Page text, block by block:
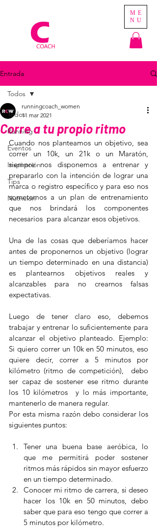
ME
NU
Entrada
Todos
Running
Eventos
Inspiración
Tips
Nutrición
Todos
Corre a tu propio ritmo
runningcoach_women
11 mar 2021
Cuando nos planteamos un objetivo, sea
correr un 10k, un 21k o un Maratón,
siempre nos disponemos a entrenar y
prepararlo con la intención de lograr una
marca o registro específico y para eso nos
sometemos a un plan de entrenamiento
que nos brindará los componentes
necesarios  para alcanzar esos objetivos.
Una de las cosas que deberíamos hacer
antes de proponernos un objetivo (lograr
un tiempo determinado en una distancia)
es plantearnos objetivos reales y
alcanzables para no crearnos falsas
expectativas.
Luego de tener claro eso, debemos
trabajar y entrenar lo suficientemente para
alcanzar el objetivo planteado. Ejemplo:
Si quiero correr un 10k en 50 minutos, eso
quiere decir, correr a 5 minutos por
kilómetro (ritmo de competición),  debo
ser capaz de sostener ese ritmo durante
los 10 kilómetros  y lo más importante,
mantenerlo de manera regular.
Por esta misma razón debo considerar los
siguientes puntos:
Tener una buena base aeróbica, lo
que me permitirá poder sostener
ritmos más rápidos sin mayor esfuerzo
en un tiempo determinado.
Conocer mi ritmo de carrera, si deseo
hacer los 10k en 50 minutos, debo
saber que para eso tengo que correr a
5 minutos por kilómetro.